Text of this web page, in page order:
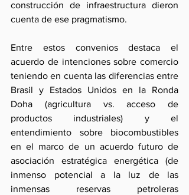
construcción de infraestructura dieron
cuenta de ese pragmatismo.
Entre estos convenios destaca el
acuerdo de intenciones sobre comercio
teniendo en cuenta las diferencias entre
Brasil y Estados Unidos en la Ronda
Doha (agricultura vs. acceso de
productos industriales) y el
entendimiento sobre biocombustibles
en el marco de un acuerdo futuro de
asociación estratégica energética (de
inmenso potencial a la luz de las
inmensas reservas petroleras